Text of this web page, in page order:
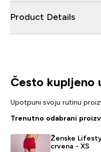
Product Details
Često kupljeno
Upotpuni svoju rutinu
Trenutno odabrani
Ženske
crvena - XS